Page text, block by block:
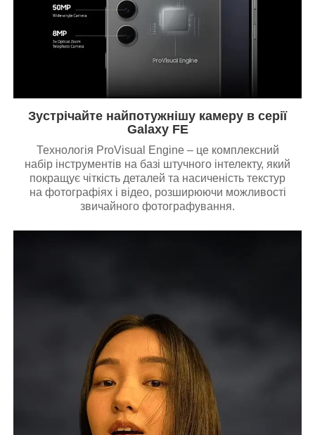
Зустрічайте найпотужнішу камеру в серії
Galaxy FE
Технологія ProVisual Engine – це комплексний
набір інструментів на базі штучного інтелекту, який
покращує чіткість деталей та насиченість текстур
на фотографіях і відео, розширюючи можливості
звичайного фотографування.